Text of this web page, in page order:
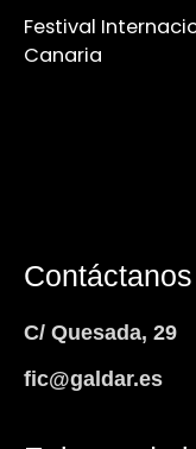
Festival
Canaria
Contáctanos
C/ Quesada, 29
fic@galdar.es